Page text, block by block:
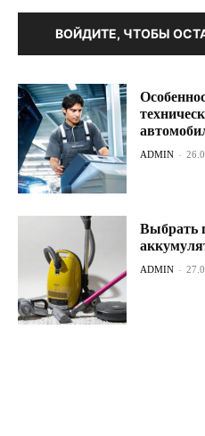
ВОЙДИТЕ, ЧТОБЫ
ADMIN -
Выбрать
ADMIN -